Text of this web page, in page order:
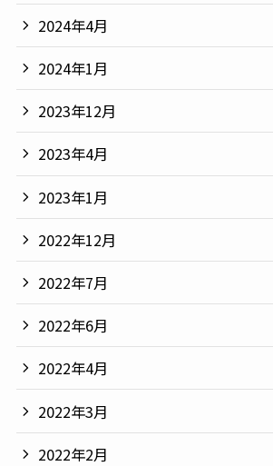
2024年4月
2024年1月
2023年12月
2023年4月
2023年1月
2022年12月
2022年7月
2022年6月
2022年4月
2022年3月
2022年2月